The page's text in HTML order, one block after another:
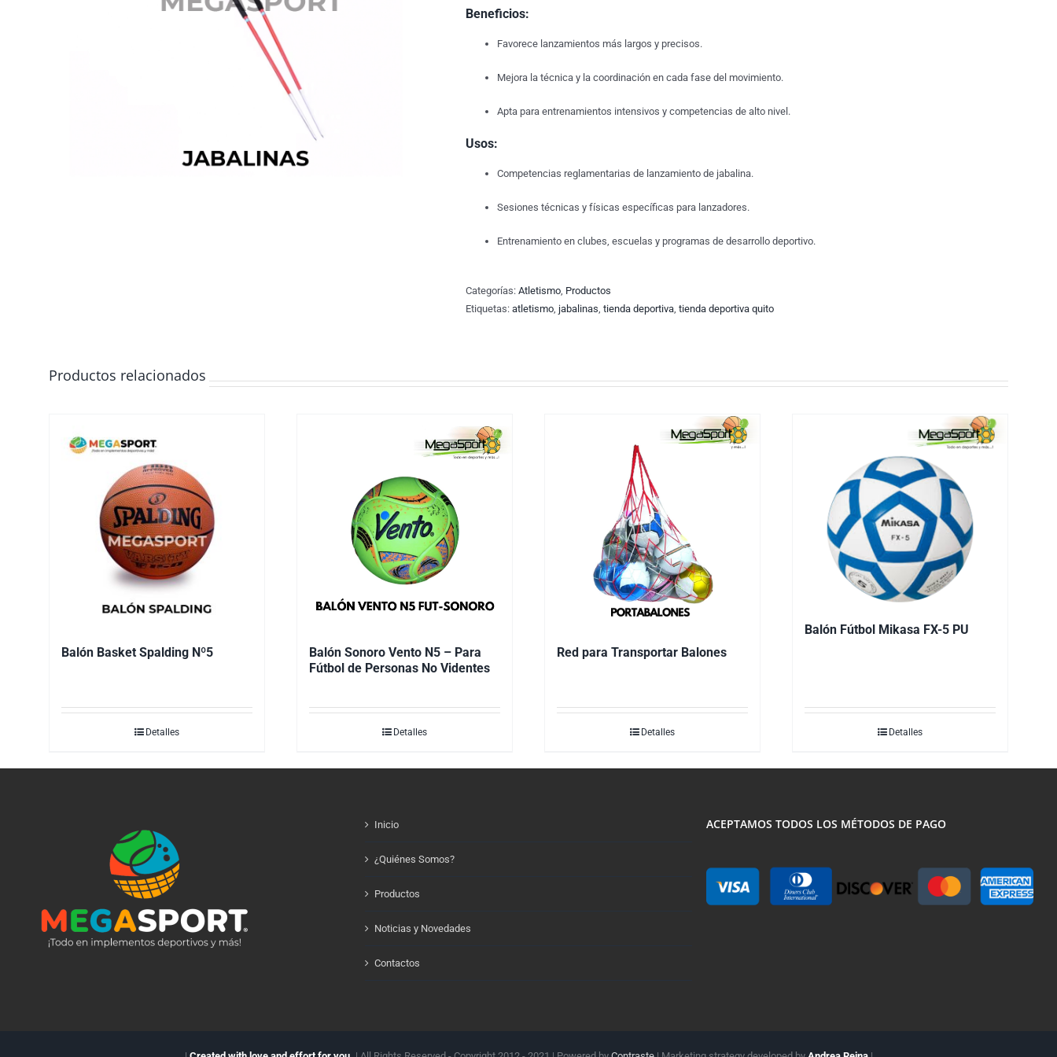
Beneficios:
Favorece lanzamientos más largos y precisos.
Mejora la técnica y la coordinación en cada fase del movimiento.
Apta para entrenamientos intensivos y competencias de alto nivel.
Usos:
Competencias reglamentarias de lanzamiento de jabalina.
Sesiones técnicas y físicas específicas para lanzadores.
Entrenamiento en clubes, escuelas y programas de desarrollo deportivo.
Categorías: Atletismo, Productos
Etiquetas: atletismo, jabalinas, tienda deportiva, tienda deportiva quito
Productos relacionados
Balón Basket Spalding Nº5
Detalles
Balón Sonoro Vento N5 – Para
Fútbol de Personas No Videntes
Detalles
Red para Transportar Balones
Detalles
Balón Fútbol Mikasa FX-5 PU
Detalles
Inicio
¿Quiénes Somos?
Productos
Noticias y Novedades
Contactos
ACEPTAMOS TODOS LOS MÉTODOS DE PAGO